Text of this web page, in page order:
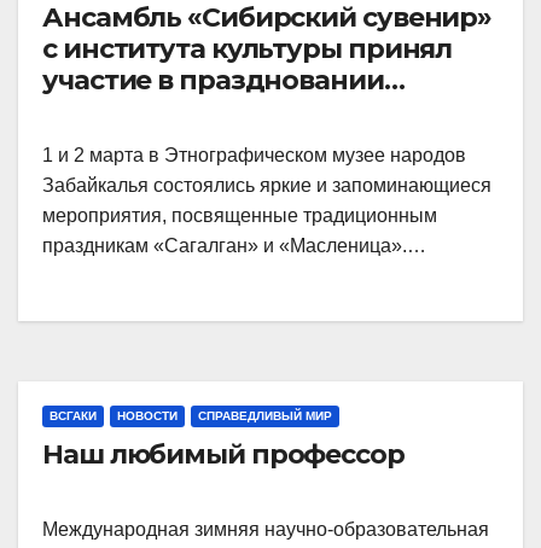
Ансамбль «Сибирский сувенир»
с института культуры принял
участие в праздновании
Этнографическом музее
народов Забайкалья.
1 и 2 марта в Этнографическом музее народов
Забайкалья состоялись яркие и запоминающиеся
мероприятия, посвященные традиционным
праздникам «Сагалган» и «Масленица».…
ВСГАКИ НОВОСТИ СПРАВЕДЛИВЫЙ МИР
Наш любимый профессор
Международная зимняя научно-образовательная